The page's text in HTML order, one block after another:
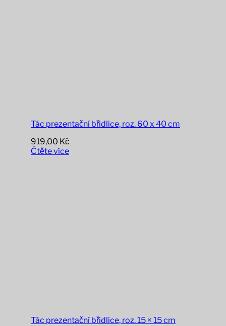
Tác prezentační břidlice, roz. 60 x 40 cm
919,00 Kč
Čtěte více
Tác prezentační břidlice, roz. 15 × 15 cm